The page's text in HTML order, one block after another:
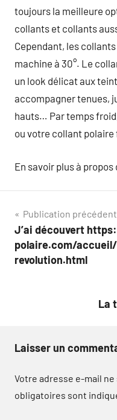
toujours la meilleure
collants et collants
Cependant, les
machine à 30°. Le
un look délicat aux
accompagner tenues,
hauts… Par temps
ou votre collant
En savoir plus à propos
Navigation
de
l’article
Publication
J’ai découvert
polaire.com/
revolution.html
La
Laisser un
Votre adresse e-mail ne
obligatoires sont